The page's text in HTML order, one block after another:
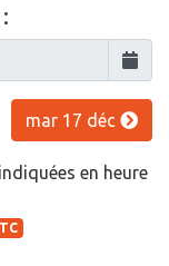
mar 17 déc
en heure